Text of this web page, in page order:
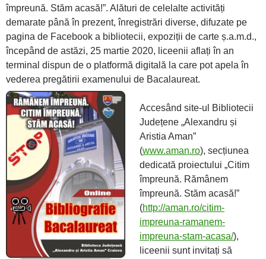
împreună. Stăm acasă!”. Alături de celelalte activități
demarate până în prezent, înregistrări diverse, difuzate pe
pagina de Facebook a bibliotecii, expoziții de carte ș.a.m.d.,
începând de astăzi, 25 martie 2020, liceenii aflați în an
terminal dispun de o platformă digitală la care pot apela în
vederea pregătirii examenului de Bacalaureat.
Accesând site-ul Bibliotecii
Județene „Alexandru și
Aristia Aman”
(www.aman.ro), secțiunea
dedicată proiectului „Citim
împreună. Rămânem
împreună. Stăm acasă!”
(http://aman.ro/citim-
impreuna-ramanem-
impreuna-stam-acasa/),
liceenii sunt invitați să